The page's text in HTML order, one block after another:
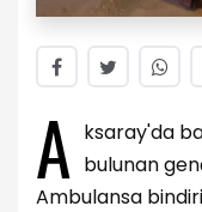
A ksaray'da
bulunan
Ambulansa